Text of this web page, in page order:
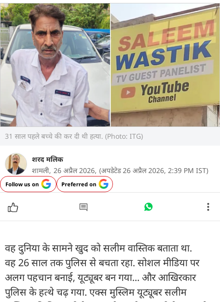
31 साल पहले बच्चे की कर दी थी हत्या. (Photo: ITG)
शरद मलिक
शामली, 26 अप्रैल 2026, (अपडेटेड 26 अप्रैल 2026, 2:39 PM IST)
Follow us on Preferred on
वह दुनिया के सामने खुद को सलीम वास्तिक बताता था.
वह 26 साल तक पुलिस से बचता रहा. सोशल मीडिया पर
अलग पहचान बनाई, यूट्यूबर बन गया... और आखिरकार
पुलिस के हत्थे चढ़ गया. एक्स मुस्लिम यूट्यूबर सलीम